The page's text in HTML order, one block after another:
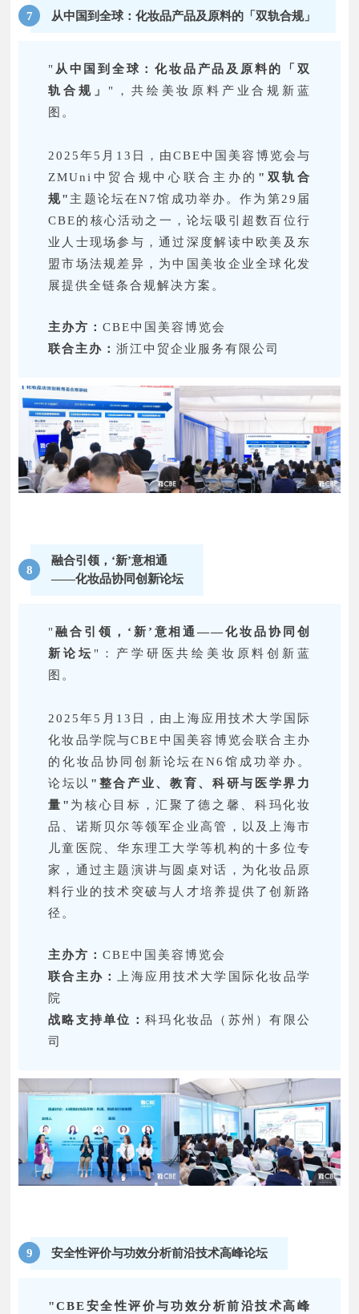
7 从中国到全球：化妆品产品及原料的「双轨合规」
" 从中国到全球：化妆品产品及原料的「双
轨合规」 "，共绘美妆原料产业合规新蓝
图。
2025年5月13日，由CBE中国美容博览会与
ZMUni中贸合规中心联合主办的 "双轨合
规" 主题论坛在N7馆成功举办。作为第29届
CBE的核心活动之一，论坛吸引超数百位行
业人士现场参与，通过深度解读中欧美及东
盟市场法规差异，为中国美妆企业全球化发
展提供全链条合规解决方案。
主办方：CBE中国美容博览会
联合主办：浙江中贸企业服务有限公司
8
融合引领，‘新’意相通
——化妆品协同创新论坛
"融合引领，‘新’意相通——化妆品协同创
新论坛 "：产学研医共绘美妆原料创新蓝
图。
2025年5月13日，由上海应用技术大学国际
化妆品学院与CBE中国美容博览会联合主办
的化妆品协同创新论坛在N6馆成功举办。
论坛以 "整合产业、教育、科研与医学界力
量" 为核心目标，汇聚了德之馨、科玛化妆
品、诺斯贝尔等领军企业高管，以及上海市
儿童医院、华东理工大学等机构的十多位专
家，通过主题演讲与圆桌对话，为化妆品原
料行业的技术突破与人才培养提供了创新路
径。
主办方：CBE中国美容博览会
联合主办：
上海应用技术大学国际化妆品学
院
战略支持单位： 科玛化妆品（苏州）有限公
司
9 安全性评价与功效分析前沿技术高峰论坛
"CBE安全性评价与功效分析前沿技术高峰